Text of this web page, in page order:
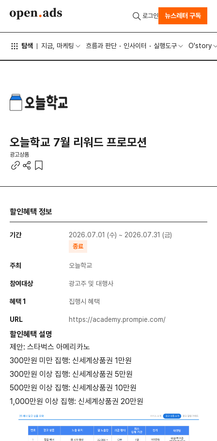
탐색 지금, 마케팅 흐름과 판단 인사이터 실행도구 O'story
로그인 뉴스레터 구독
오늘학교 7월 리워드 프로모션
광고상품
할인혜택 정보
기간 2026.07.01 (수) ~ 2026.07.31 (금)
종료
주최 오늘학교
참여대상 광고주 및 대행사
혜택 1 집행시 혜택
URL https://academy.prompie.com/
할인혜택 설명
제안: 스타벅스 아메리카노
300만원 미만 집행: 신세계상품권 1만원
300만원 이상 집행: 신세계상품권 5만원
500만원 이상 집행: 신세계상품권 10만원
1,000만원 이상 집행: 신세계상품권 20만원